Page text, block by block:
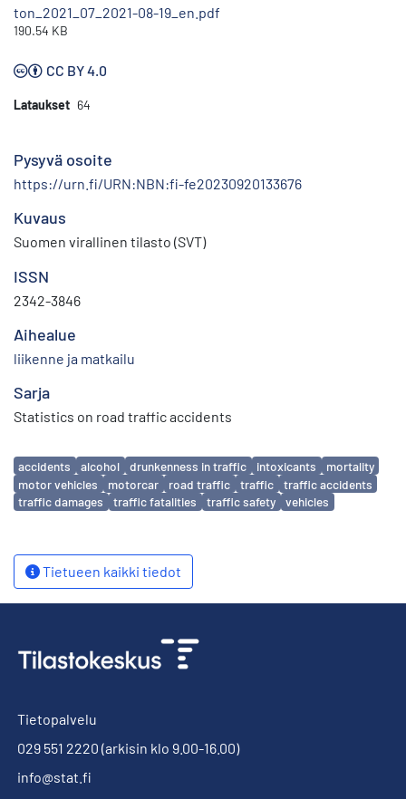
ton_2021_07_2021-08-19_en.pdf
190.54 KB
CC BY 4.0
Lataukset 64
Pysyvä osoite
https://urn.fi/URN:NBN:fi-fe20230920133676
Kuvaus
Suomen virallinen tilasto (SVT)
ISSN
2342-3846
Aihealue
liikenne ja matkailu
Sarja
Statistics on road traffic accidents
Avainsanat
accidents alcohol drunkenness in traffic intoxicants
mortality
motor vehicles
motorcar road traffic traffic
traffic accidents
traffic damages
traffic fatalities traffic safety vehicles
Tietueen kaikki tiedot
Tietopalvelu
029 551 2220 (arkisin klo 9.00-16.00)
info@stat.fi